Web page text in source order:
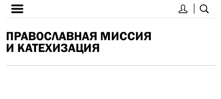
ПРАВОСЛАВНАЯ МИССИЯ
И КАТЕХИЗАЦИЯ